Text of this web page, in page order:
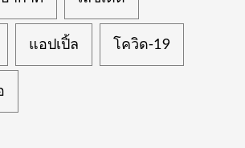
แอปเปิ้ล โควิด-19